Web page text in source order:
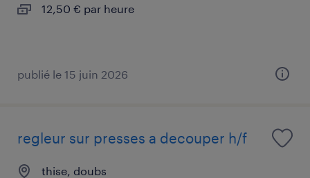
12,50 € par heure
publié le 15 juin 2026
regleur sur presses a decouper h/f
thise, doubs